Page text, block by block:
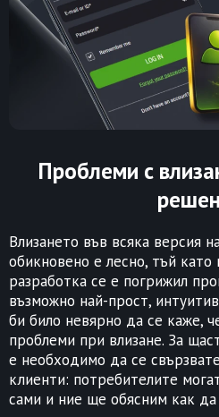
Проблеми с
Влизането във всяка версия
обикновено е лесно, тъй като
разработка се е погрижил
възможно най-прост,
би било невярно да се каже,
проблеми при влизане. За
е необходимо да се
клиенти: потребителите
сами и ние ще обясним как да